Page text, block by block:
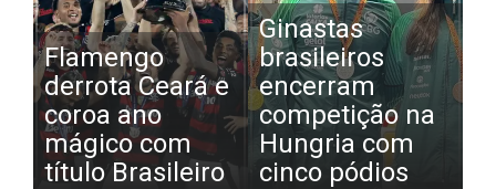
Flamengo
derrota Ceará e
coroa ano
mágico com
título Brasileiro
Ginastas
brasileiros
encerram
competição na
Hungria com
cinco pódios